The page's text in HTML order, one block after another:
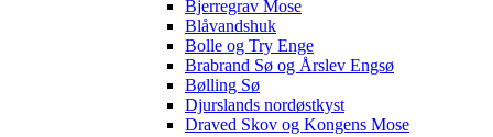
Bjerregrav Mose
Blåvandshuk
Bolle og Try Enge
Brabrand Sø og Årslev Engsø
Bølling Sø
Djurslands nordøstkyst
Draved Skov og Kongens Mose